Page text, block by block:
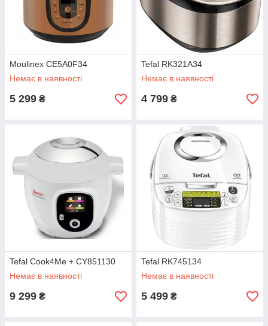
Moulinex CE5A0F34
Немає в наявності
5 299 ₴
Tefal RK321A34
Немає в наявності
4 799 ₴
Tefal Cook4Me + CY851130
Немає в наявності
9 299 ₴
Tefal RK745134
Немає в наявності
5 499 ₴